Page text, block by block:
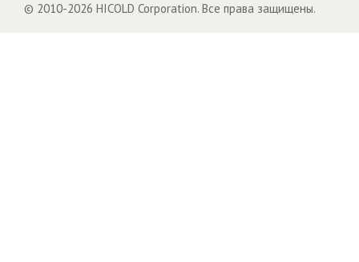
© 2010-2026 HICOLD Corporation. Все права защищены.